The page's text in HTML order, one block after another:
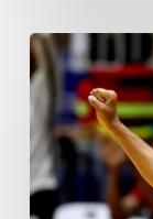
Suma
Cuba
42
preseas
de
oro